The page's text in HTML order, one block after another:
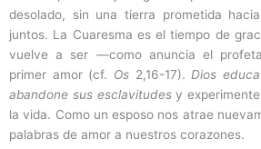
desolado, sin una tierra prometida
juntos. La Cuaresma es el tiempo de
vuelve a ser ―como anuncia el
primer amor (cf. Os2,16-17). Dios
abandone sus esclavitudesy
la vida. Como un esposo nos atrae
palabras de amor a nuestros corazones.